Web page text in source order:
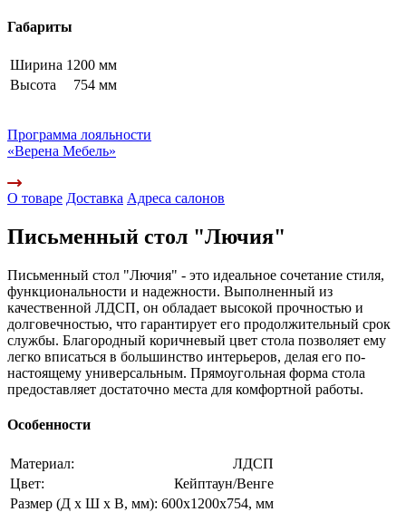
Габариты
Ширина 1200 мм
Высота
754 мм
Программа лояльности
«Верена Мебель»
О товаре Доставка Адреса салонов
Письменный стол "Лючия"
Письменный стол "Лючия" - это идеальное сочетание стиля,
функциональности и надежности. Выполненный из
качественной ЛДСП, он обладает высокой прочностью и
долговечностью, что гарантирует его продолжительный срок
службы. Благородный коричневый цвет стола позволяет ему
легко вписаться в большинство интерьеров, делая его по-
настоящему универсальным. Прямоугольная форма стола
предоставляет достаточно места для комфортной работы.
Особенности
Материал:
ЛДСП
Цвет:
Кейптаун/Венге
Размер (Д х Ш х В, мм): 600x1200x754, мм